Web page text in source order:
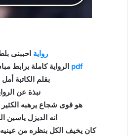
رواية احببنى
pdf الرواية كاملة برابط مباشر 2021
بقلم الكاتبة
نبذة عن
هو قوى شجاع يرهبه الكثير
انه الديزل ياسين
كان يخيف الكل بنظره من